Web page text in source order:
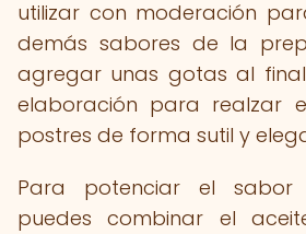
utilizar con moderación
demás sabores de la
agregar unas gotas al
elaboración para realzar
postres de forma sutil y
Para potenciar el
puedes combinar el